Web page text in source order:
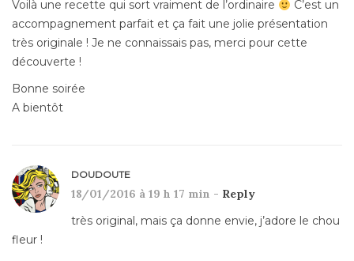
Voilà une recette qui sort vraiment de l’ordinaire
C’est un
accompagnement parfait et ça fait une jolie présentation
très originale ! Je ne connaissais pas, merci pour cette
découverte !
Bonne soirée
A bientôt
DOUDOUTE
18/01/2016 à 19 h 17 min - Reply
très original, mais ça donne envie, j’adore le chou
fleur !